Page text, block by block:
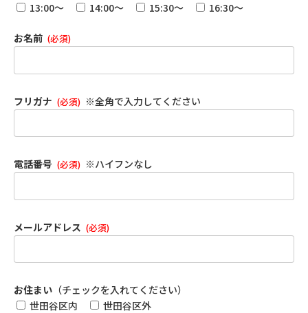
13:00～
14:00～ 15:30～ 16:30～
お名前 (必須)
フリガナ (必須) ※全角で入力してください
電話番号 (必須) ※ハイフンなし
メールアドレス (必須)
お住まい（チェックを入れてください）
世田谷区内
世田谷区外